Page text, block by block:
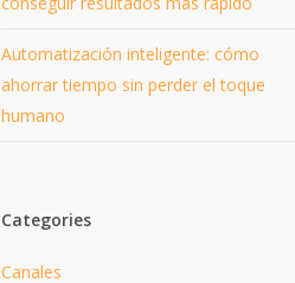
Automatización inteligente: cómo
ahorrar tiempo sin perder el toque
humano
Categories
Canales